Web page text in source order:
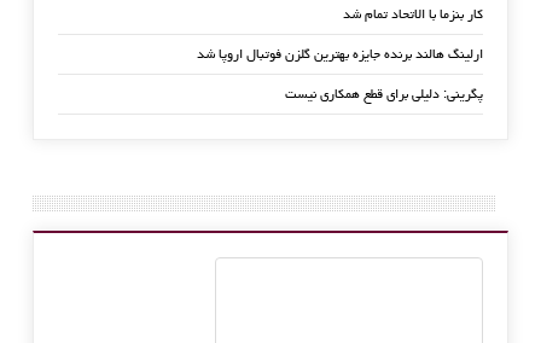
کار بنزما با الاتحاد تمام شد
ارلینگ هالند برنده جایزه بهترین گلزن فوتبال اروپا شد
پگرینی: دلیلی برای قطع همکاری نیست